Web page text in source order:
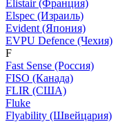
Elistair (Франция)
Elspec (Израиль)
Evident (Япония)
EVPU Defence (Чехия)
F
Fast Sense (Россия)
FISO (Канада)
FLIR (США)
Fluke
Flyability (Швейцария)